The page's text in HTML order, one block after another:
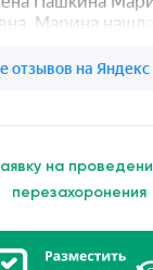
на
перезахоронения